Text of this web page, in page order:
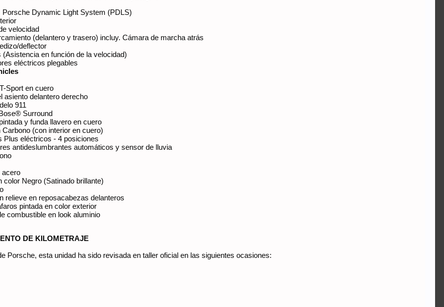
Porsche Dynamic Light System (PDLS)
velocidad
(delantero y trasero) incluy. Cámara de marcha atrás
deflector
en función de la velocidad)
eléctricos plegables
Sport en cuero
asiento delantero derecho
911
Surround
y funda llavero en cuero
(con interior en cuero)
Plus eléctricos - 4 posiciones
antideslumbrantes automáticos y sensor de lluvia
acero
color Negro (Satinado brillante)
relieve en reposacabezas delanteros
pintada en color exterior
combustible en look aluminio
DE KILOMETRAJE
Porsche, esta unidad ha sido revisada en taller oficial en las siguientes ocasiones: